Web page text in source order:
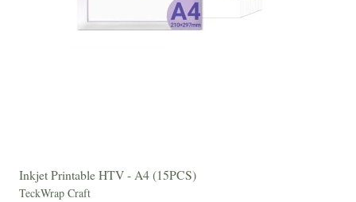
Inkjet Printable HTV - A4 (15PCS)
TeckWrap Craft